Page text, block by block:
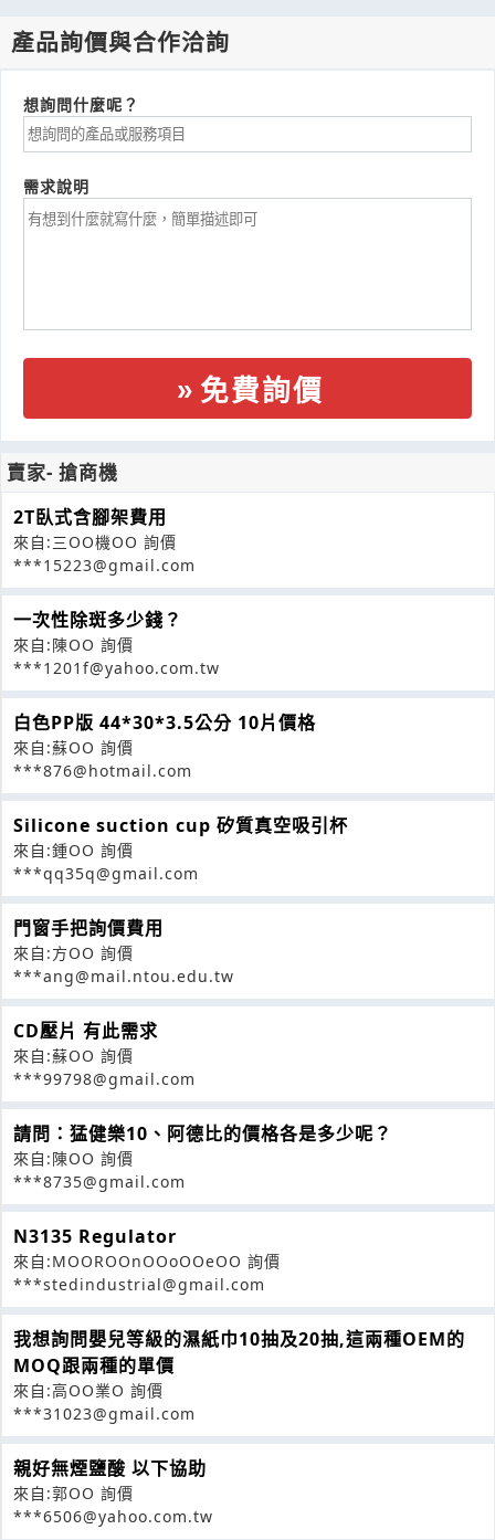
產品詢價與合作洽詢
想詢問什麼呢？
需求說明
免費詢價
賣家- 搶商機
2T臥式含腳架費用
來自:三OO機OO 詢價
***15223@gmail.com
一次性除斑多少錢？
來自:陳OO 詢價
***1201f@yahoo.com.tw
白色PP版 44*30*3.5公分 10片價格
來自:蘇OO 詢價
***876@hotmail.com
Silicone suction cup 矽質真空吸引杯
來自:鍾OO 詢價
***qq35q@gmail.com
門窗手把詢價費用
來自:方OO 詢價
***ang@mail.ntou.edu.tw
CD壓片 有此需求
來自:蘇OO 詢價
***99798@gmail.com
請問：猛健樂10、阿德比的價格各是多少呢？
來自:陳OO 詢價
***8735@gmail.com
N3135 Regulator
來自:MOOROOnOOoOOeOO 詢價
***stedindustrial@gmail.com
我想詢問嬰兒等級的濕紙巾10抽及20抽,這兩種OEM的
MOQ跟兩種的單價
來自:高OO業O 詢價
***31023@gmail.com
親好無煙鹽酸 以下協助
來自:郭OO 詢價
***6506@yahoo.com.tw